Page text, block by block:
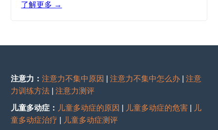
了解更多 →
注意力：注意力不集中原因 |注意力不集中怎么办 |注意
力训练方法 |注意力测评
儿童多动症： 儿童多动症的原因 儿童多动症的危害
儿
童多动症治疗
儿童多动症测评